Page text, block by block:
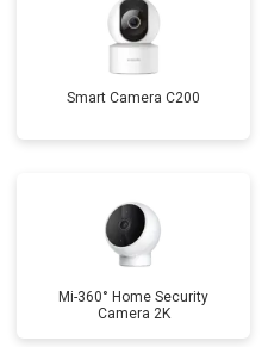
Smart Camera C200
Mi-360° Home Security
Camera 2K